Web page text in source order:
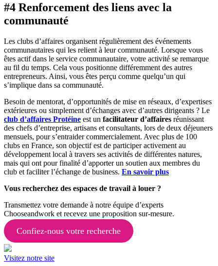
#4 Renforcement des liens avec la
communauté
Les clubs d’affaires organisent régulièrement des événements
communautaires qui les relient à leur communauté. Lorsque vous
êtes actif dans le service communautaire, votre activité se remarque
au fil du temps. Cela vous positionne différemment des autres
entrepreneurs. Ainsi, vous êtes perçu comme quelqu’un qui
s’implique dans sa communauté.
Besoin de mentorat, d’opportunités de mise en réseaux, d’expertises
extérieures ou simplement d’échanges avec d’autres dirigeants ? Le
club d’affaires Protéine est un facilitateur d’affaires réunissant
des chefs d’entreprise, artisans et consultants, lors de deux déjeuners
mensuels, pour s’entraider commercialement. Avec plus de 100
clubs en France, son objectif est de participer activement au
développement local à travers ses activités de différentes natures,
mais qui ont pour finalité d’apporter un soutien aux membres du
club et faciliter l’échange de business. En savoir plus
Vous recherchez des espaces de travail à louer ?
Transmettez votre demande à notre équipe d’experts
Chooseandwork et recevez une proposition sur-mesure.
Confiez-nous votre recherche
Visitez notre site